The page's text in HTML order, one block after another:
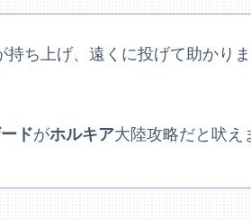
持ち上げ、遠くに投げて助かりま
ドがホルキア大陸攻略だと吠